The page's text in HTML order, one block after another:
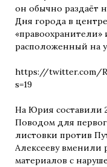
он обычно раздаёт
Дня города в
расположенный на
https://twitter.com/
s=19
На Юрия составили
Поводом для
листовки против
Алексееву вменили
материалов с